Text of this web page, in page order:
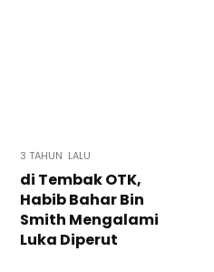
3 TAHUN LALU
di Tembak OTK,
Habib Bahar Bin
Smith Mengalami
Luka Diperut